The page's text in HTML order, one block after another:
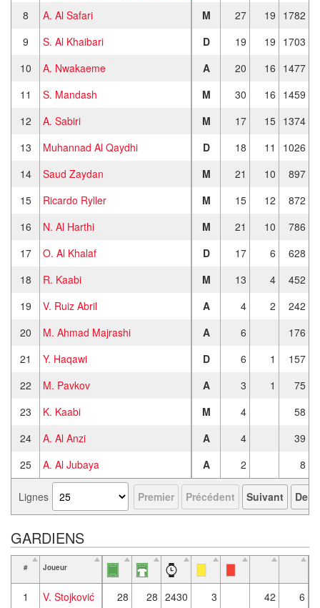
8
A. Al Safari M 27 19 1782
9
S. Al Khaibari D 19 19 1703
10
A. Nwakaeme A 20 16 1477
11
S. Mandash M 30 16 1459
12
A. Sabiri M 17 15 1374
13
Muhannad Al Qaydhi D 18 11
1026
14
Saud Zaydan M 21 10
897
15
Ricardo Ryller M 15 12
872
16
N. Al Harthi M 21 10
786
17
O. Al Khalaf D 17 6
628
18
R. Kaabi M 13 4
452
19
V. Ruiz Abril A 4 2
242
20
M. Ahmad Majrashi A 6
176
21
Y. Haqawi D 6 1
157
22
M. Pavkov A 3 1
75
23
K. Kaabi M 4
58
24
A. Al Anzi A 4
39
25
A. Al Jubaya A 2 8
Lignes Premier Précédent Suivant
GARDIENS
# Joueur
1 V. Stojković 28 28 2430 3 42 6